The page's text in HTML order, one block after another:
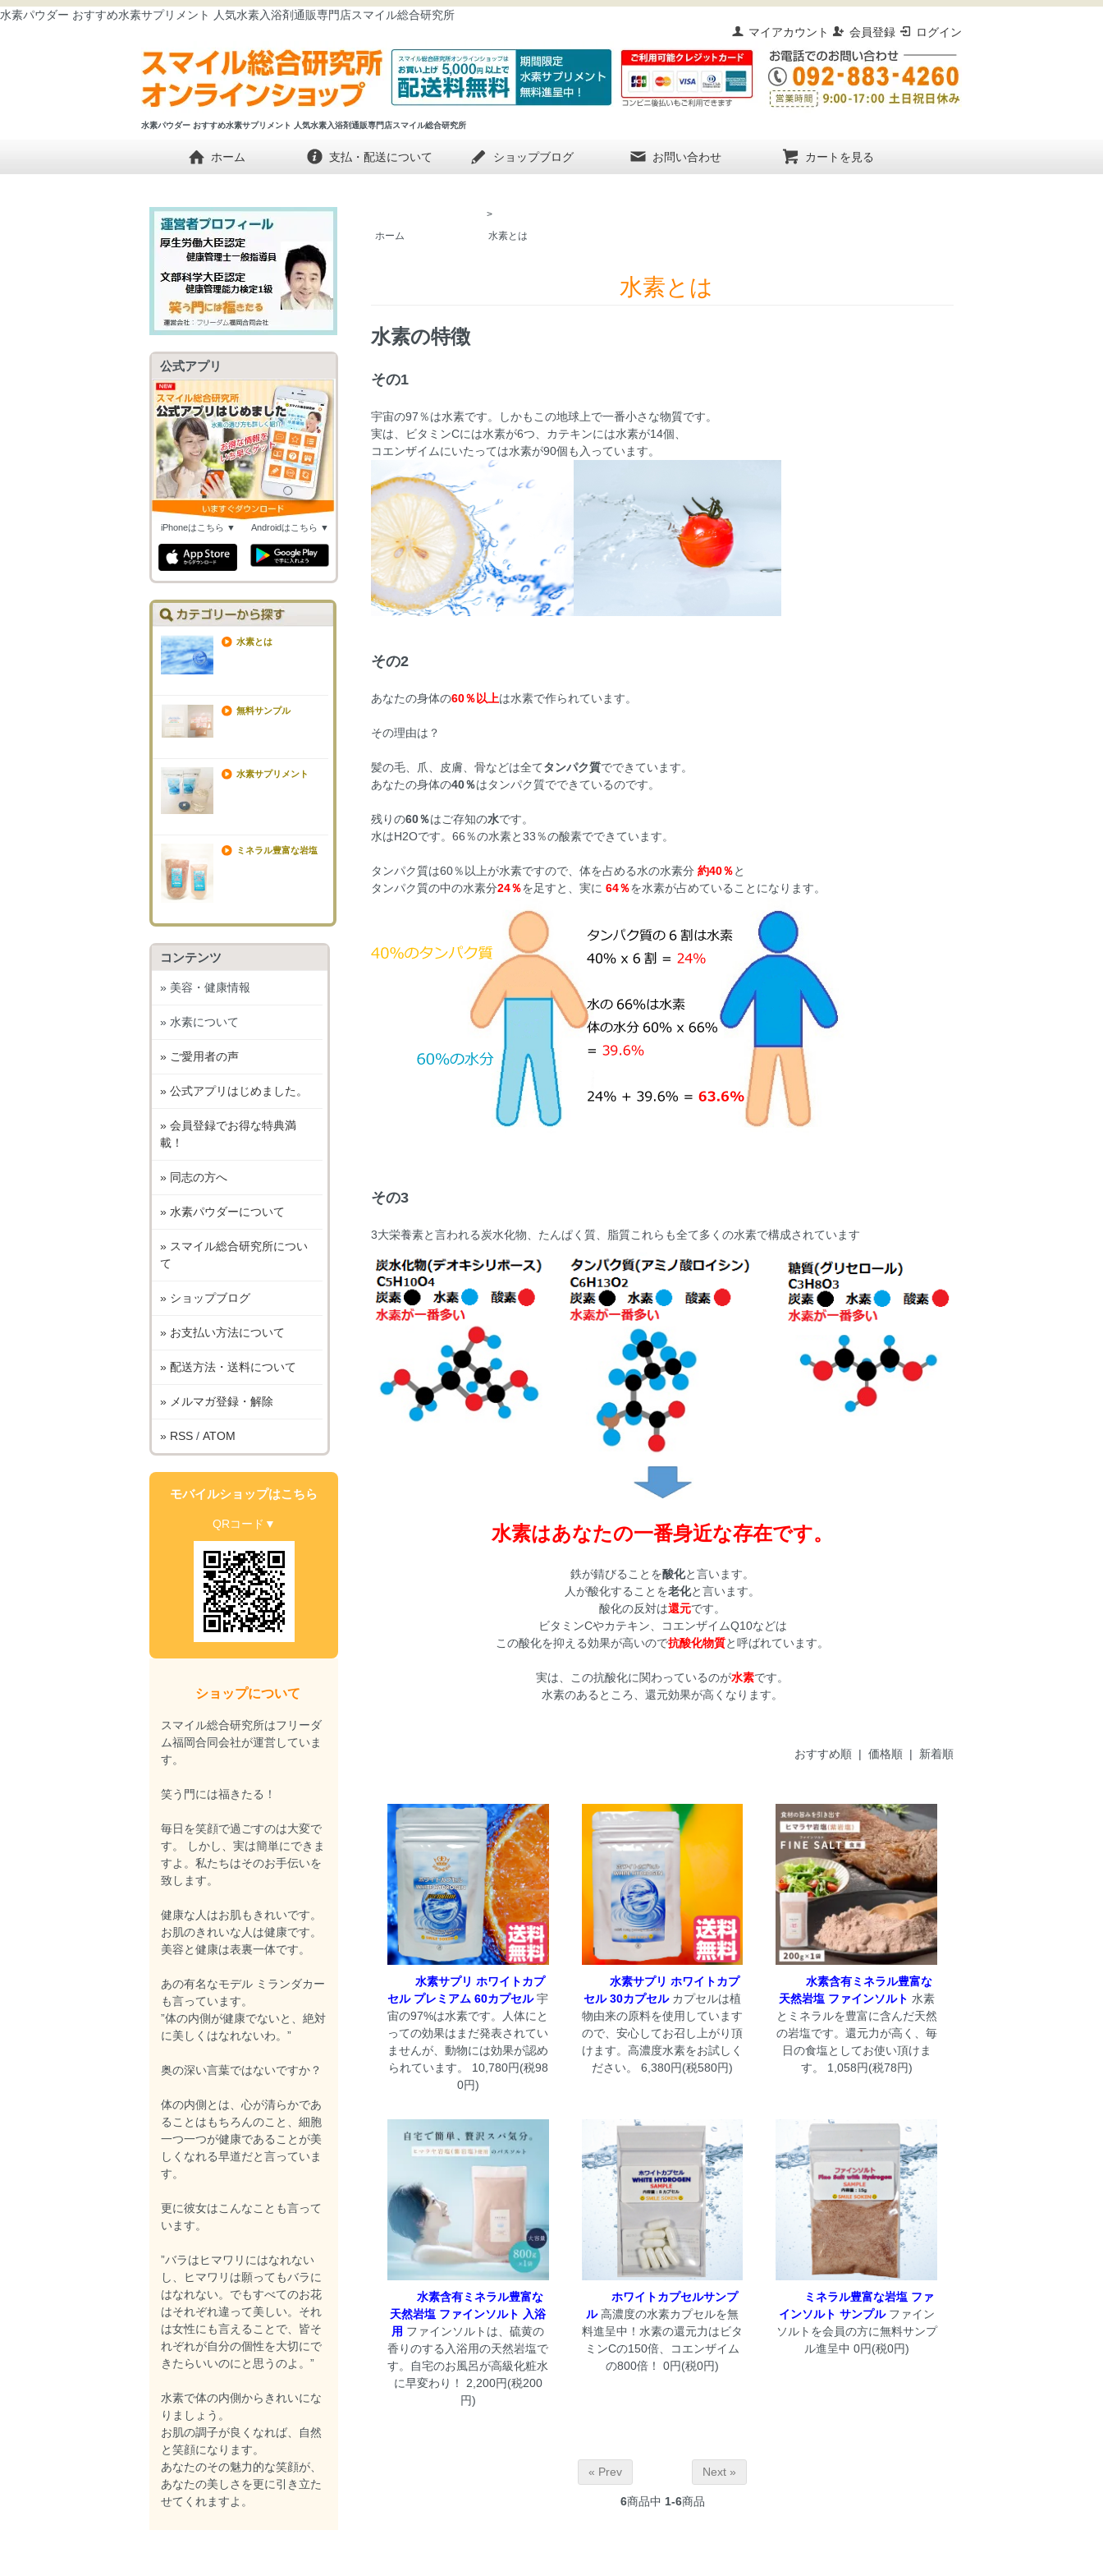
水素パウダー おすすめ水素サプリメント 人気水素入浴剤通販専門店スマイル総合研究所
マイアカウント
会員登録 ログイン
水素パウダー おすすめ水素サプリメント 人気水素入浴剤通販専門店スマイル総合研究所
ホーム 支払・配送について ショップブログ お問い合わせ カートを見る
ホーム
>
水素とは
水素とは
水素の特徴
その1
宇宙の97％は水素です。しかもこの地球上で一番小さな物質です。
実は、ビタミンCには水素が6つ、カテキンには水素が14個、
コエンザイムにいたっては水素が90個も入っています。
その2
あなたの身体の60％以上は水素で作られています。
その理由は？
髪の毛、爪、皮膚、骨などは全てタンパク質でできています。
あなたの身体の40％はタンパク質でできているのです。
残りの60％はご存知の水です。
水はH2Oです。66％の水素と33％の酸素でできています。
タンパク質は60％以上が水素ですので、体を占める水の水素分 約40％と
タンパク質の中の水素分24％を足すと、実に 64％を水素が占めていることになります。
その3
3大栄養素と言われる炭水化物、たんぱく質、脂質これらも全て多くの水素で構成されています
水素はあなたの一番身近な存在です。
鉄が錆びることを酸化と言います。
人が酸化することを老化と言います。
酸化の反対は還元です。
ビタミンCやカテキン、コエンザイムQ10などは
この酸化を抑える効果が高いので抗酸化物質と呼ばれています。
実は、この抗酸化に関わっているのが水素です。
水素のあるところ、還元効果が高くなります。
おすすめ順 | 価格順 | 新着順
水素サプリ ホワイトカプ
セル プレミアム 60カプセル宇
宙の97%は水素です。人体にと
っての効果はまだ発表されてい
ませんが、動物には効果が認め
られています。 10,780円(税98
0円)
水素サプリ ホワイトカプ
セル 30カプセルカプセルは植
物由来の原料を使用しています
ので、安心してお召し上がり頂
けます。高濃度水素をお試しく
ださい。 6,380円(税580円)
水素含有ミネラル豊富な
天然岩塩 ファインソルト 水素
とミネラルを豊富に含んだ天然
の岩塩です。還元力が高く、毎
日の食塩としてお使い頂けま
す。 1,058円(税78円)
水素含有ミネラル豊富な
天然岩塩 ファインソルト 入浴
用 ファインソルトは、硫黄の
香りのする入浴用の天然岩塩で
す。自宅のお風呂が高級化粧水
に早変わり！ 2,200円(税200
円)
ホワイトカプセルサンプ
ル高濃度の水素カプセルを無
料進呈中！水素の還元力はビタ
ミンCの150倍、コエンザイム
の800倍！ 0円(税0円)
ミネラル豊富な岩塩 ファ
インソルト サンプルファイン
ソルトを会員の方に無料サンプ
ル進呈中 0円(税0円)
« Prev Next »
6商品中 1-6商品
公式アプリ
iPhoneはこちら ▼ Androidはこちら ▼
水素とは
無料サンプル
水素サプリメント
ミネラル豊富な岩塩
コンテンツ
» 美容・健康情報
» 水素について
» ご愛用者の声
» 公式アプリはじめました。
» 会員登録でお得な特典満
載！
» 同志の方へ
» 水素パウダーについて
» スマイル総合研究所につい
て
» ショップブログ
» お支払い方法について
» 配送方法・送料について
» メルマガ登録・解除
» RSS / ATOM
モバイルショップはこちら
QRコード▼
ショップについて
スマイル総合研究所はフリーダ
ム福岡合同会社が運営していま
す。
笑う門には福きたる！
毎日を笑顔で過ごすのは大変で
す。 しかし、実は簡単にできま
すよ。私たちはそのお手伝いを
致します。
健康な人はお肌もきれいです。
お肌のきれいな人は健康です。
美容と健康は表裏一体です。
あの有名なモデル ミランダカー
も言っています。
”体の内側が健康でないと、絶対
に美しくはなれないわ。”
奥の深い言葉ではないですか？
体の内側とは、心が清らかであ
ることはもちろんのこと、細胞
一つ一つが健康であることが美
しくなれる早道だと言っていま
す。
更に彼女はこんなことも言って
います。
”バラはヒマワリにはなれない
し、ヒマワリは願ってもバラに
はなれない。でもすべてのお花
はそれぞれ違って美しい。それ
は女性にも言えることで、皆そ
れぞれが自分の個性を大切にで
きたらいいのにと思うのよ。”
水素で体の内側からきれいにな
りましょう。
お肌の調子が良くなれば、自然
と笑顔になります。
あなたのその魅力的な笑顔が、
あなたの美しさを更に引き立た
せてくれますよ。